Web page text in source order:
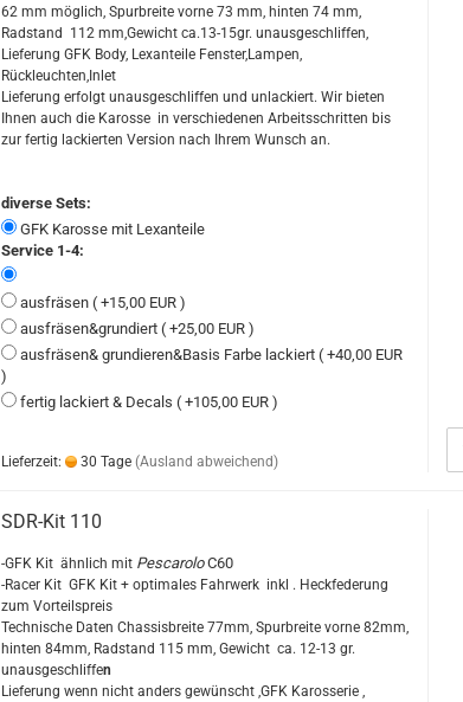
62 mm möglich, Spurbreite vorne 73 mm, hinten 74 mm,
Radstand 112 mm,Gewicht ca.13-15gr. unausgeschliffen,
Lieferung GFK Body, Lexanteile Fenster,Lampen,
Rückleuchten,Inlet
Lieferung erfolgt unausgeschliffen und unlackiert. Wir bieten
Ihnen auch die Karosse in verschiedenen Arbeitsschritten bis
zur fertig lackierten Version nach Ihrem Wunsch an.
diverse Sets:
GFK Karosse mit Lexanteile
Service 1-4:
ausfräsen ( +15,00 EUR )
ausfräsen&grundiert ( +25,00 EUR )
ausfräsen& grundieren&Basis Farbe lackiert ( +40,00 EUR
)
fertig lackiert & Decals ( +105,00 EUR )
Lieferzeit: 30 Tage (Ausland abweichend)
SDR-Kit 110
-GFK Kit ähnlich mit PescaroloC60
-Racer Kit GFK Kit + optimales Fahrwerk inkl . Heckfederung
zum Vorteilspreis
Technische Daten Chassisbreite 77mm, Spurbreite vorne 82mm,
hinten 84mm, Radstand 115 mm, Gewicht ca. 12-13 gr.
unausgeschliffen
Lieferung wenn nicht anders gewünscht ,GFK Karosserie ,